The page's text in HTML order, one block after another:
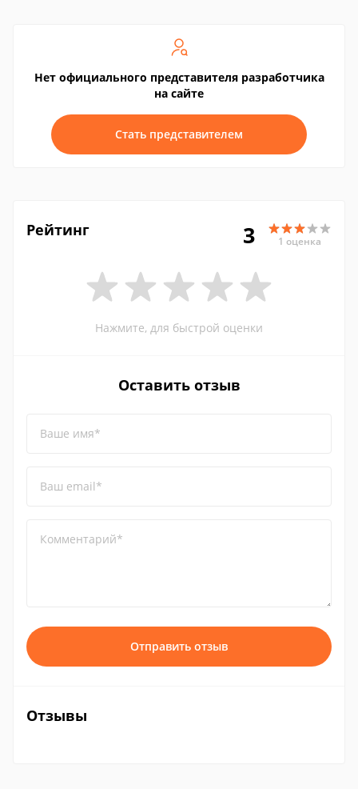
Нет официального представителя разработчика
на сайте
Стать представителем
Рейтинг 3 1 оценка
Нажмите, для быстрой оценки
Оставить отзыв
Ваше имя*
Ваш email*
Комментарий*
Отправить отзыв
Отзывы